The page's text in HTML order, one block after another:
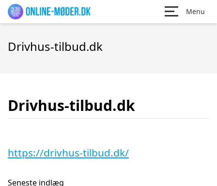
Menu
Drivhus-tilbud.dk
Drivhus-tilbud.dk
https://drivhus-tilbud.dk/
Seneste indlæg